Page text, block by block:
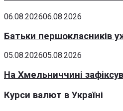
06.08.202606.08.2026
Батьки першокласників
05.08.202605.08.2026
На Хмельниччині
Курси валют в Україні